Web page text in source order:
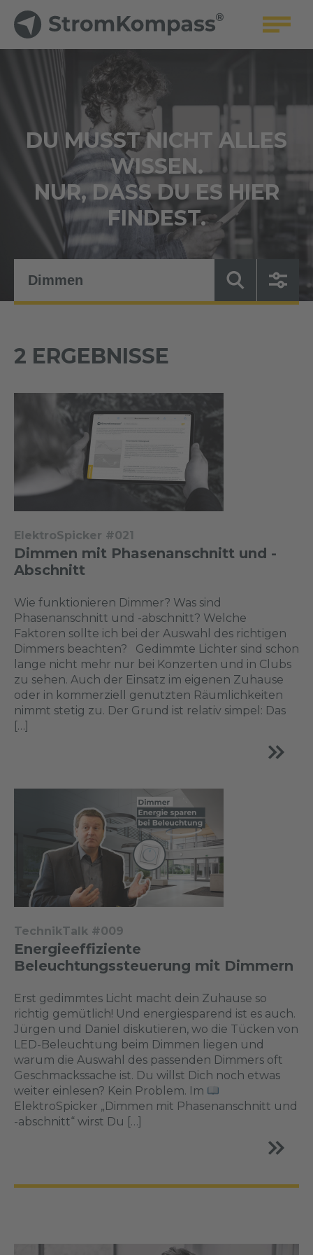
DU MUSST NICHT ALLES
WISSEN.
NUR, DASS DU ES HIER
FINDEST.
2 ERGEBNISSE
ElektroSpicker #021
Dimmen mit Phasenanschnitt und -
Abschnitt
Wie funktionieren Dimmer? Was sind
Phasenanschnitt und -abschnitt? Welche
Faktoren sollte ich bei der Auswahl des richtigen
Dimmers beachten? Gedimmte Lichter sind schon
lange nicht mehr nur bei Konzerten und in Clubs
zu sehen. Auch der Einsatz im eigenen Zuhause
oder in kommerziell genutzten Räumlichkeiten
nimmt stetig zu. Der Grund ist relativ simpel: Das
[…]
TechnikTalk #009
Energieeffiziente
Beleuchtungssteuerung mit Dimmern
Erst gedimmtes Licht macht dein Zuhause so
richtig gemütlich! Und energiesparend ist es auch.
Jürgen und Daniel diskutieren, wo die Tücken von
LED-Beleuchtung beim Dimmen liegen und
warum die Auswahl des passenden Dimmers oft
Geschmackssache ist. Du willst Dich noch etwas
weiter einlesen? Kein Problem. Im
ElektroSpicker „Dimmen mit Phasenanschnitt und
-abschnitt“ wirst Du […]